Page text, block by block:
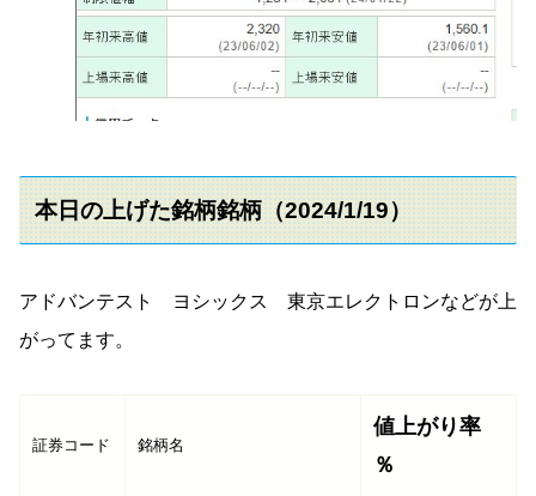
本日の上げた銘柄銘柄（2024/1/19）
アドバンテスト ヨシックス 東京エレクトロンなどが上
がってます。
証券コード 銘柄名
値上がり率
％